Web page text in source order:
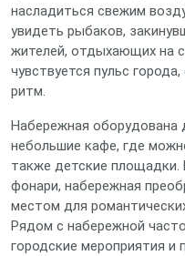
насладиться свежим
увидеть рыбаков,
жителей, отдыхающих на
чувствуется пульс
ритм.
Набережная оборудована
небольшие кафе, где
также детские площадки.
фонари, набережная
местом для
Рядом с набережной
городские мероприятия и